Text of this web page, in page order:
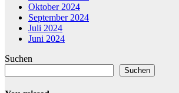
Oktober 2024
September 2024
Juli 2024
Juni 2024
Suchen
Suchen